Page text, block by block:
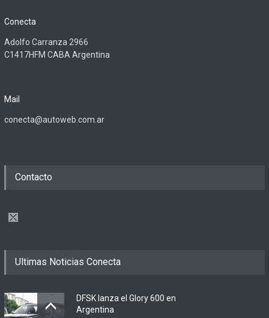
Conecta
Adolfo Carranza 2966
C1417HFM CABA Argentina
Mail
conecta@autoweb.com.ar
Contacto
Ultimas Noticias Conecta
DFSK lanza el Glory 600 en
Argentina